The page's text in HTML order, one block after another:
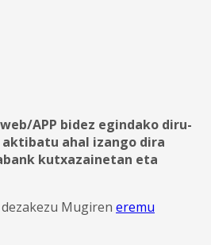
APP bidez egindako diru-
ahal izango dira
kutxazainetan eta
Mugiren eremu